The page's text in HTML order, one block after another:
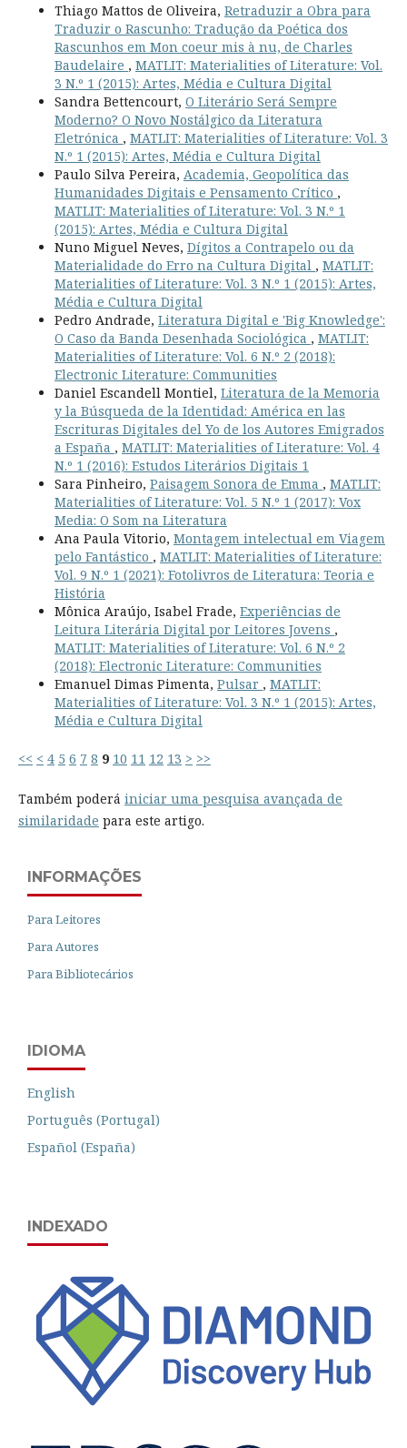
Thiago Mattos de Oliveira, Retraduzir a Obra para
Traduzir o Rascunho: Tradução da Poética dos
Rascunhos em Mon coeur mis à nu, de Charles
Baudelaire , MATLIT: Materialities of Literature: Vol.
3 N.º 1 (2015): Artes, Média e Cultura Digital
Sandra Bettencourt, O Literário Será Sempre
Moderno? O Novo Nostálgico da Literatura
Eletrónica , MATLIT: Materialities of Literature: Vol. 3
N.º 1 (2015): Artes, Média e Cultura Digital
Paulo Silva Pereira, Academia, Geopolítica das
Humanidades Digitais e Pensamento Crítico ,
MATLIT: Materialities of Literature: Vol. 3 N.º 1
(2015): Artes, Média e Cultura Digital
Nuno Miguel Neves, Dígitos a Contrapelo ou da
Materialidade do Erro na Cultura Digital , MATLIT:
Materialities of Literature: Vol. 3 N.º 1 (2015): Artes,
Média e Cultura Digital
Pedro Andrade, Literatura Digital e 'Big Knowledge':
O Caso da Banda Desenhada Sociológica , MATLIT:
Materialities of Literature: Vol. 6 N.º 2 (2018):
Electronic Literature: Communities
Daniel Escandell Montiel, Literatura de la Memoria
y la Búsqueda de la Identidad: América en las
Escrituras Digitales del Yo de los Autores Emigrados
a España , MATLIT: Materialities of Literature: Vol. 4
N.º 1 (2016): Estudos Literários Digitais 1
Sara Pinheiro, Paisagem Sonora de Emma , MATLIT:
Materialities of Literature: Vol. 5 N.º 1 (2017): Vox
Media: O Som na Literatura
Ana Paula Vitorio, Montagem intelectual em Viagem
pelo Fantástico , MATLIT: Materialities of Literature:
Vol. 9 N.º 1 (2021): Fotolivros de Literatura: Teoria e
História
Mônica Araújo, Isabel Frade, Experiências de
Leitura Literária Digital por Leitores Jovens ,
MATLIT: Materialities of Literature: Vol. 6 N.º 2
(2018): Electronic Literature: Communities
Emanuel Dimas Pimenta, Pulsar , MATLIT:
Materialities of Literature: Vol. 3 N.º 1 (2015): Artes,
Média e Cultura Digital
<< < 4 5 6 7 8 9 10 11 12 13 > >>
Também poderá iniciar uma pesquisa avançada de
similaridade para este artigo.
INFORMAÇÕES
Para Leitores
Para Autores
Para Bibliotecários
IDIOMA
English
Português (Portugal)
Español (España)
INDEXADO